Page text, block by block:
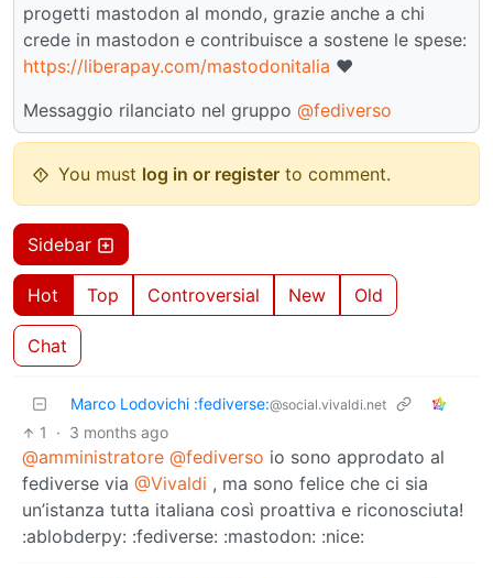
progetti mastodon al mondo, grazie anche a chi
crede in mastodon e contribuisce a sostene le spese:
https://liberapay.com/mastodonitalia ❤️
Messaggio rilanciato nel gruppo @fediverso
You must log in or register to comment.
Sidebar
Hot Top Controversial New Old
Chat
Marco Lodovichi :fediverse:@social.vivaldi.net
1 · 3 months ago
@amministratore @fediverso io sono approdato al
fediverse via @Vivaldi , ma sono felice che ci sia
un’istanza tutta italiana così proattiva e riconosciuta!
:ablobderpy: :fediverse: :mastodon: :nice: